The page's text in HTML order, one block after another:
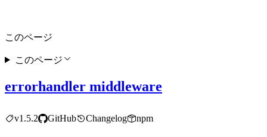
errorhandler middleware
v1.5.2 GitHub Changelog npm
このページ
このページ